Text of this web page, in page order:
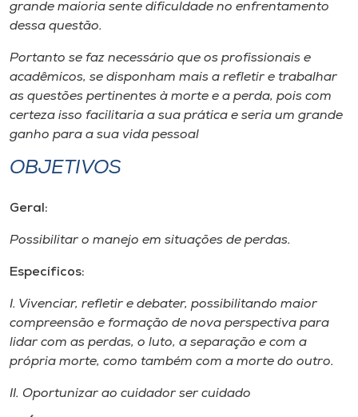
Unoesc
Store
Selecione
o idioma
A-
grande maioria sente dificuldade no enfrentamento
dessa questão.
Portanto se faz necessário que os profissionais e
acadêmicos, se disponham mais a refletir e trabalhar
as questões pertinentes à morte e a perda, pois com
certeza isso facilitaria a sua prática e seria um grande
ganho para a sua vida pessoal
OBJETIVOS
Geral:
Possibilitar o manejo em situações de perdas.
Específicos:
I. Vivenciar, refletir e debater, possibilitando maior
compreensão e formação de nova perspectiva para
lidar com as perdas, o luto, a separação e com a
própria morte, como também com a morte do outro.
II. Oportunizar ao cuidador ser cuidado